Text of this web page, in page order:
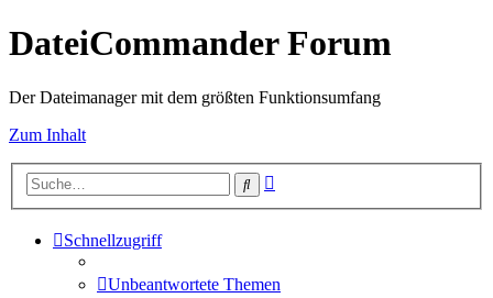
DateiCommander Forum
Der Dateimanager mit dem größten Funktionsumfang
Zum Inhalt
Suche
Schnellzugriff
Unbeantwortete Themen